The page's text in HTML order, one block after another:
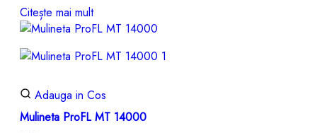
din
5
Citește mai mult
Adauga in Cos
Mulineta ProFL MT 14000